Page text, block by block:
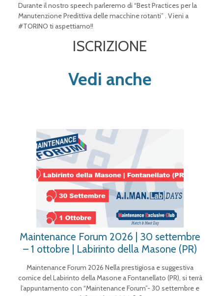
Durante il nostro speech parleremo di “Best Practices per la
Manutenzione Predittiva delle macchine rotanti” . Vieni a
#TORINO ti aspettiamo!!
ISCRIZIONE
Vedi anche
Maintenance Forum 2026 | 30 settembre
– 1 ottobre | Labirinto della Masone (PR)
Maintenance Forum 2026 Nella prestigiosa e suggestiva
cornice del Labirinto della Masone a Fontanellato (PR), si terrà
l’appuntamento con “Maintenance Forum”- 30 settembre e